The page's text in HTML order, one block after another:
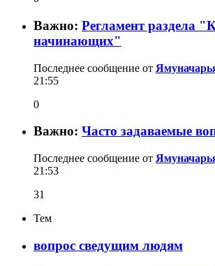
Важно: Регламент раздела
начинающих"
Последнее сообщение от
21:55
0
Важно: Часто задаваемые
Последнее сообщение от
21:53
31
Тем
вопрос сведущим людям